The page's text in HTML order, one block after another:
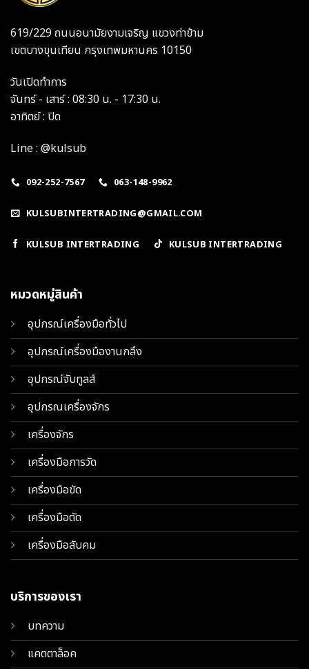
619/229 ถนนอนามัยงามเจริญ แขวงท่าข้าม
เขตบางขุนเทียน กรุงเทพมหานคร 10150
วันเปิดทำการ
จันทร์ - เสาร์ : 08:30 น. - 17:30 น.
อาทิตย์ : ปิด
Line : @kulsub
092-252-7567 063-148-9962
KULSUBINTERTRADING@GMAIL.COM
KULSUB INTERTRADING KULSUB INTERTRADING
หมวดหมู่สินค้า
อุปกรณ์เครื่องมือทั่วไป
อุปกรณ์เครื่องมืองานกลึง
อุปกรณ์จับทูลส์
อุปกรณเครื่องจักร
เครื่องจักร
เครื่องมือการวัด
เครื่องมือขัด
เครื่องมือตัด
เครื่องมือลับคม
บริการของเรา
บทความ
แคตตาล็อค